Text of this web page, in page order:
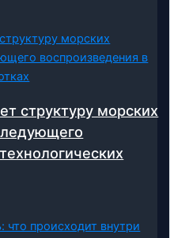
структуру морских